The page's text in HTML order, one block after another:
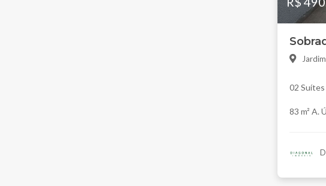
02 Suítes
83 m² A.